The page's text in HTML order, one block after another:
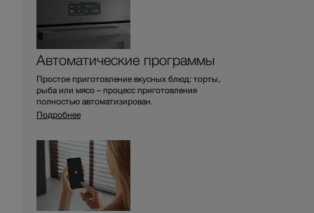
Автоматические программы
Простое приготовление вкусных блюд: торты,
рыба или мясо – процесс приготовления
полностью автоматизирован.
Подробнее